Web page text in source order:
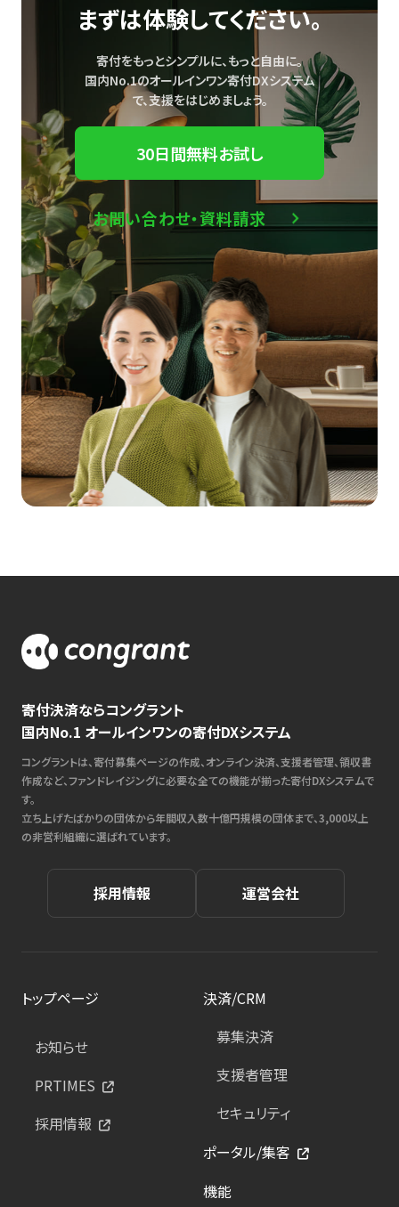
まずは体験してください。
寄付をもっとシンプルに、もっと自由に。
国内No.1のオールインワン寄付DXシステム
で、支援をはじめましょう。
30日間無料お試し
お問い合わせ・資料請求
寄付決済ならコングラント
国内No.1 オールインワンの寄付DXシステム
コングラントは、寄付募集ページの作成、オンライン決済、支援者管理、領収書
作成など、ファンドレイジングに必要な全ての機能が揃った寄付DXシステムで
す。
立ち上げたばかりの団体から年間収入数十億円規模の団体まで、3,000以上
の非営利組織に選ばれています。
採用情報 運営会社
トップページ
お知らせ
PRTIMES
採用情報
決済/CRM
募集決済
支援者管理
セキュリティ
ポータル/集客
機能